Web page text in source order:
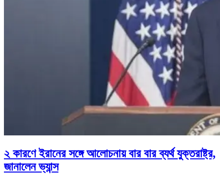
২ কারণে ইরানের সঙ্গে আলোচনায় বার বার ব্যর্থ যুক্তরাষ্ট্র,
জানালেন ভ্যান্স